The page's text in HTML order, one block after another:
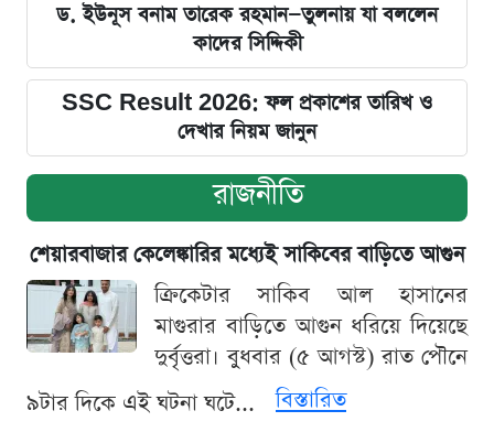
ড. ইউনূস বনাম তারেক রহমান—তুলনায় যা বললেন
কাদের সিদ্দিকী
SSC Result 2026: ফল প্রকাশের তারিখ ও
দেখার নিয়ম জানুন
রাজনীতি
শেয়ারবাজার কেলেঙ্কারির মধ্যেই সাকিবের বাড়িতে আগুন
ক্রিকেটার সাকিব আল হাসানের
মাগুরার বাড়িতে আগুন ধরিয়ে দিয়েছে
দুর্বৃত্তরা। বুধবার (৫ আগস্ট) রাত পৌনে
৯টার দিকে এই ঘটনা ঘটে...
বিস্তারিত